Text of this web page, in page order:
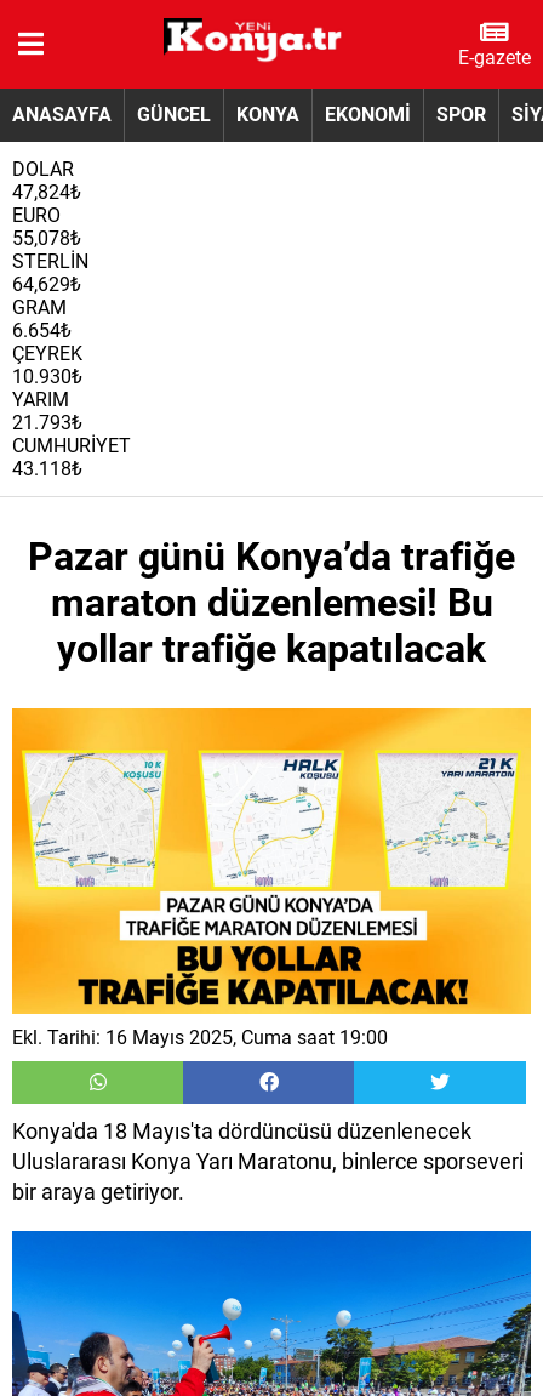
E-gazete
ANASAYFA GÜNCEL KONYA EKONOMİ SPOR
DOLAR
47,824₺
EURO
55,078₺
STERLİN
64,629₺
GRAM
6.654₺
ÇEYREK
10.930₺
YARIM
21.793₺
CUMHURİYET
43.118₺
Pazar günü Konya’da trafiğe
maraton düzenlemesi! Bu
yollar trafiğe kapatılacak
Ekl. Tarihi: 16 Mayıs 2025, Cuma saat 19:00
Konya'da 18 Mayıs'ta dördüncüsü düzenlenecek
Uluslararası Konya Yarı Maratonu, binlerce sporseveri
bir araya getiriyor.